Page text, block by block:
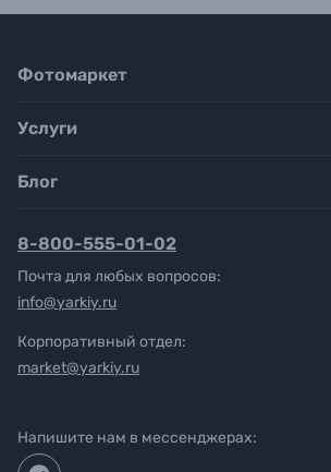
Фотомаркет
Услуги
Блог
8-800-555-01-02
Почта для любых вопросов:
info@yarkiy.ru
Корпоративный отдел:
market@yarkiy.ru
Напишите нам в мессенджерах: